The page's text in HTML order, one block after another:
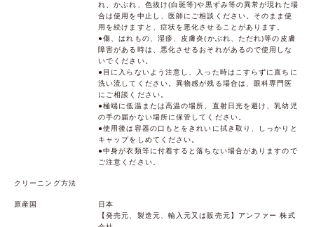
れ、かぶれ、色抜け(白斑等)や黒ずみ等の異常が現れた場
合は使用を中止し、医師にご相談ください。そのまま使
用を続けますと、症状を悪化させることがあります。
●傷、はれもの、湿疹、皮膚炎(かぶれ、ただれ)等の皮膚
障害がある時は、悪化させるおそれがあるので使用しな
いでください。
●目に入らないよう注意し、入った時はこすらずに直ちに
洗い流してください。異物感が残る場合は、眼科専門医
にご相談ください。
●極端に低温または高温の場所、直射日光を避け、乳幼児
の手の届かない場所に保管してください。
●使用後は容器の口もとをきれいに拭き取り、しっかりと
キャップをしめてください。
●中身が衣類等に付着すると落ちない場合がありますので
ご注意ください。
クリーニング方法
原産国
日本
【発売元、製造元、輸入元又は販売元】アンファー 株式